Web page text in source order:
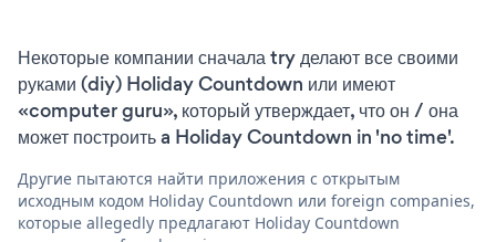
Некоторые компании сначала try делают все своими
руками (diy) Holiday Countdown или имеют
«computer guru», который утверждает, что он / она
может построить a Holiday Countdown in 'no time'.
Другие пытаются найти приложения с открытым
исходным кодом Holiday Countdown или foreign companies,
которые allegedly предлагают Holiday Countdown